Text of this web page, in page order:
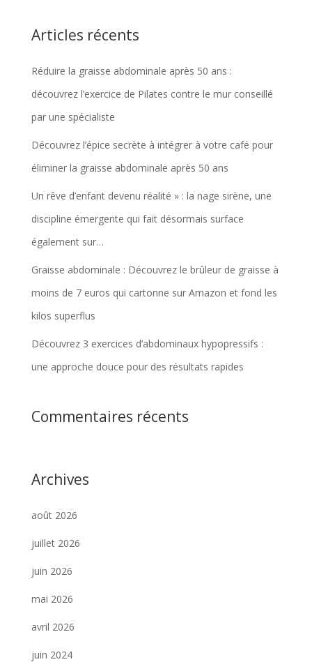
Articles récents
Réduire la graisse abdominale après 50 ans :
découvrez l’exercice de Pilates contre le mur conseillé
par une spécialiste
Découvrez l’épice secrète à intégrer à votre café pour
éliminer la graisse abdominale après 50 ans
Un rêve d’enfant devenu réalité » : la nage sirène, une
discipline émergente qui fait désormais surface
également sur…
Graisse abdominale : Découvrez le brûleur de graisse à
moins de 7 euros qui cartonne sur Amazon et fond les
kilos superflus
Découvrez 3 exercices d’abdominaux hypopressifs :
une approche douce pour des résultats rapides
Commentaires récents
Archives
août 2026
juillet 2026
juin 2026
mai 2026
avril 2026
juin 2024